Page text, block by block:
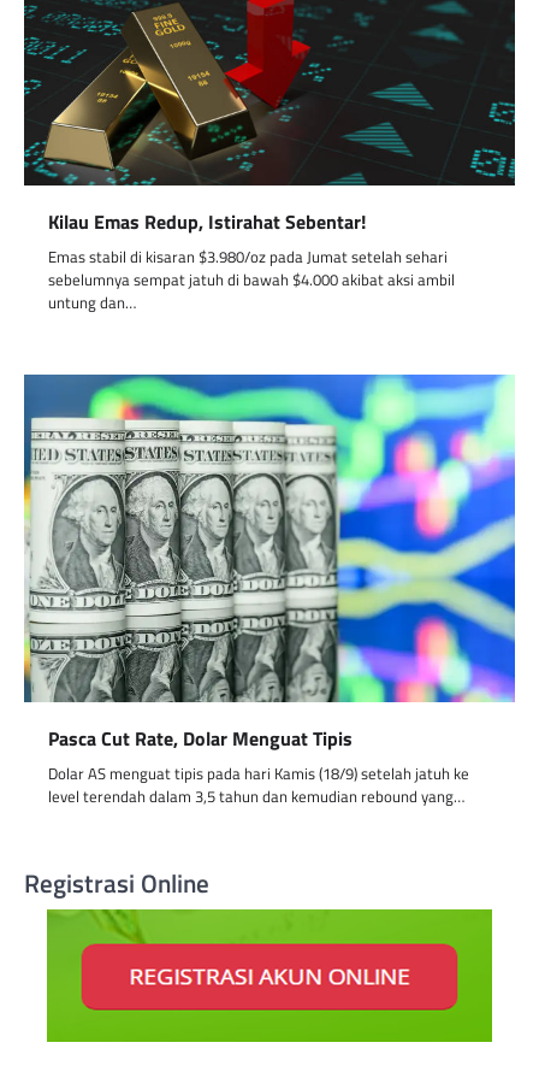
Kilau Emas Redup, Istirahat Sebentar!
Emas stabil di kisaran $3.980/oz pada Jumat setelah sehari
sebelumnya sempat jatuh di bawah $4.000 akibat aksi ambil
untung dan…
Pasca Cut Rate, Dolar Menguat Tipis
Dolar AS menguat tipis pada hari Kamis (18/9) setelah jatuh ke
level terendah dalam 3,5 tahun dan kemudian rebound yang…
Registrasi Online